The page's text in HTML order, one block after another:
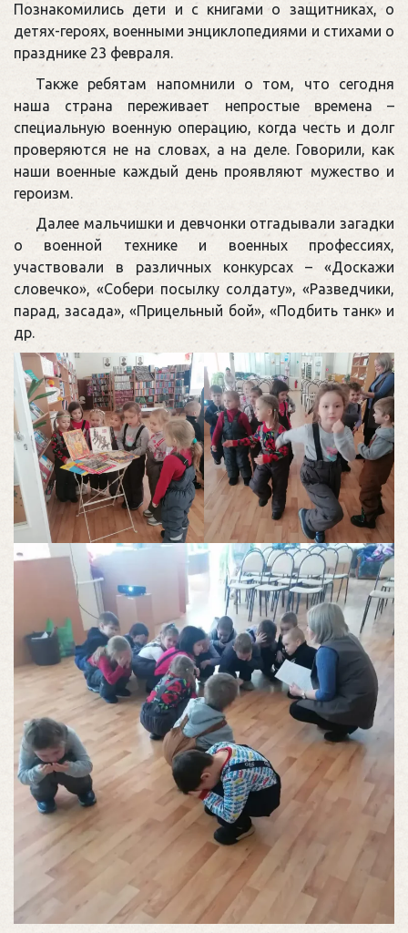
Познакомились дети и с книгами о защитниках, о
детях-героях, военными энциклопедиями и стихами о
празднике 23 февраля.
Также ребятам напомнили о том, что сегодня
наша страна переживает непростые времена –
специальную военную операцию, когда честь и долг
проверяются не на словах, а на деле. Говорили, как
наши военные каждый день проявляют мужество и
героизм.
Далее мальчишки и девчонки отгадывали загадки
о военной технике и военных профессиях,
участвовали в различных конкурсах – «Доскажи
словечко», «Собери посылку солдату», «Разведчики,
парад, засада», «Прицельный бой», «Подбить танк» и
др.